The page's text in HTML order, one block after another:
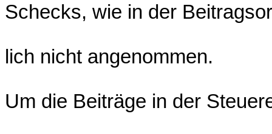
Schecks, wie in der
lich nicht angenommen.
Um die Beiträge in der